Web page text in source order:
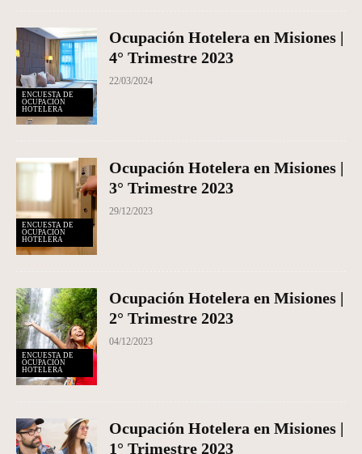
ENCUESTA DE
OCUPACIÓN
HOTELERA
Ocupación Hotelera en Misiones |
4° Trimestre 2023
22/03/2024
ENCUESTA DE
OCUPACIÓN
HOTELERA
Ocupación Hotelera en Misiones |
3° Trimestre 2023
29/12/2023
ENCUESTA DE
OCUPACIÓN
HOTELERA
Ocupación Hotelera en Misiones |
2° Trimestre 2023
04/12/2023
Ocupación Hotelera en Misiones |
1° Trimestre 2023